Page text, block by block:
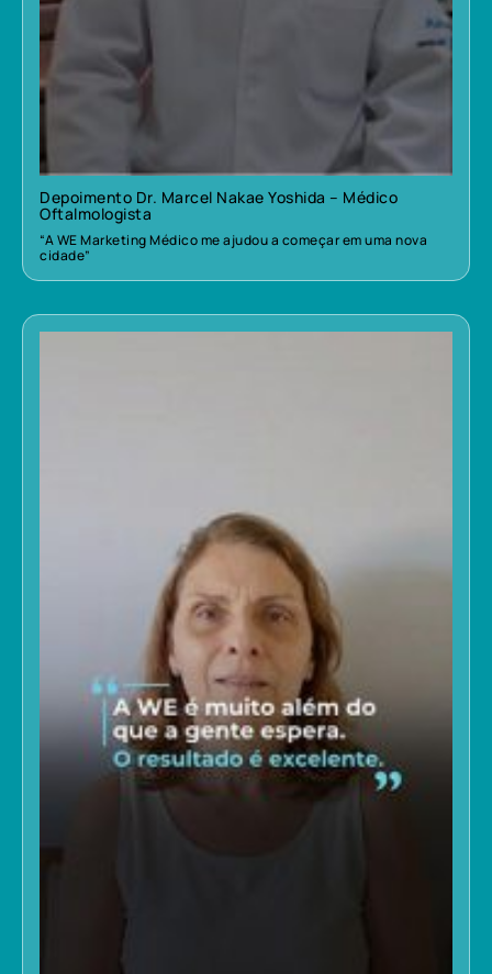
Depoimento Dr. Marcel Nakae Yoshida – Médico
Oftalmologista
“A WE Marketing Médico me ajudou a começar em uma nova
cidade”